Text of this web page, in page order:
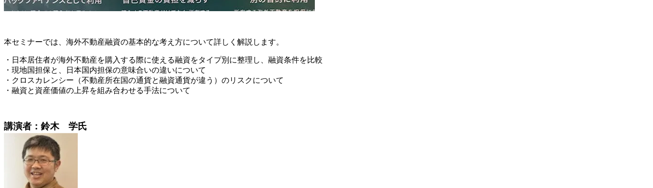
本セミナーでは、海外不動産融資の基本的な考え方について詳しく解説します。
・日本居住者が海外不動産を購入する際に使える融資をタイプ別に整理し、融資条件を比較
・現地国担保と、日本国内担保の意味合いの違いについて
・クロスカレンシー（不動産所在国の通貨と融資通貨が違う）のリスクについて
・融資と資産価値の上昇を組み合わせる手法について
講演者：鈴木 学氏